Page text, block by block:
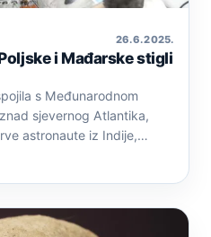
26. 6. 2025.
i Mađarske stigli
s Međunarodnom
sjevernog Atlantika,
astronaute iz Indije,…